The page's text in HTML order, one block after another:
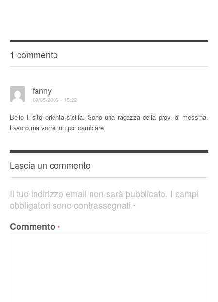
1 commento
fanny
09/05/2003 - 15:22
Bello il sito orienta sicilia. Sono una ragazza della prov. di messina.
Lavoro,ma vorrei un po’ cambiare
Lascia un commento
Il tuo indirizzo email non sarà pubblicato. I campi
obbligatori sono contrassegnati *
Commento *